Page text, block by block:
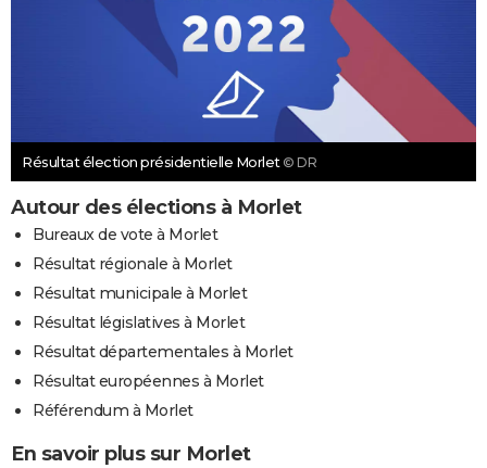
Résultat élection présidentielle Morlet © DR
Autour des élections à Morlet
Bureaux de vote à Morlet
Résultat régionale à Morlet
Résultat municipale à Morlet
Résultat législatives à Morlet
Résultat départementales à Morlet
Résultat européennes à Morlet
Référendum à Morlet
En savoir plus sur Morlet